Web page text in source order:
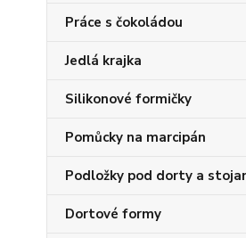
Práce s čokoládou
Jedlá krajka
Silikonové formičky
Pomůcky na marcipán
Podložky pod dorty a
Dortové formy